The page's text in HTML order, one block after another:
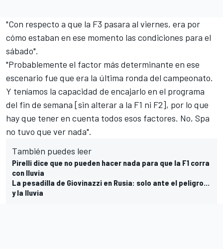
"Con respecto a que la F3 pasara al viernes, era por
cómo estaban en ese momento las condiciones para el
sábado".
"Probablemente el factor más determinante en ese
escenario fue que era la última ronda del campeonato.
Y teníamos la capacidad de encajarlo en el programa
del fin de semana [sin alterar a la F1 ni F2], por lo que
hay que tener en cuenta todos esos factores. No, Spa
no tuvo que ver nada".
También puedes leer
Pirelli dice que no pueden hacer nada para que la F1 corra
con lluvia
La pesadilla de Giovinazzi en Rusia: solo ante el peligro...
y la lluvia